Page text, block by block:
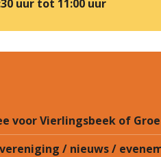
uur tot 11:00 uur
voor Vierlingsbeek of
/ nieuws /